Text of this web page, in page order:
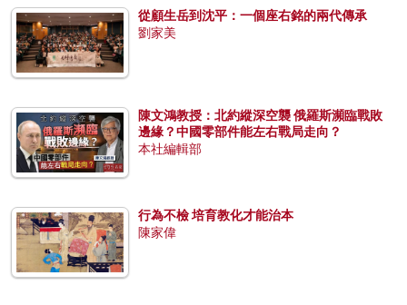
從顧生岳到沈平：一個座右銘的兩代傳承
劉家美
陳文鴻教授：北約縱深空襲 俄羅斯瀕臨戰敗
邊緣？中國零部件能左右戰局走向？
本社編輯部
行為不檢 培育教化才能治本
陳家偉